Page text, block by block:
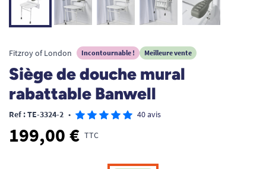
Fitzroy of London Incontournable ! Meilleure vente
Siège de douche mural
rabattable Banwell
Ref : TE-3324-2 • 40 avis
199,00 € TTC